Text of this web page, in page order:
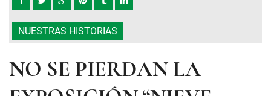
NUESTRAS HISTORIAS
NO SE PIERDAN LA